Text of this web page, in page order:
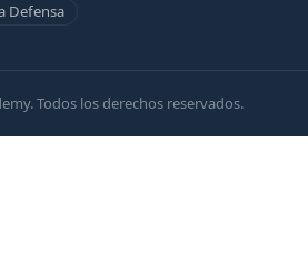
Defensa
Todos los derechos reservados.